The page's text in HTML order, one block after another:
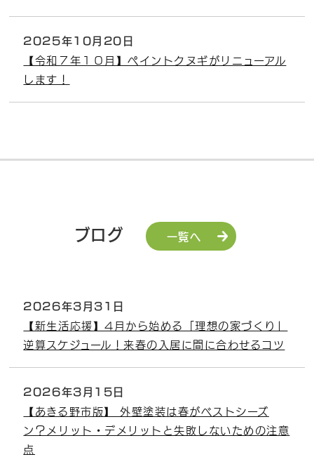
2025年10月20日
【令和７年１０月】ペイントクヌギがリニューアル
します！
ブログ 一覧へ
2026年3月31日
【新生活応援】4月から始める「理想の家づくり」
逆算スケジュール！来春の入居に間に合わせるコツ
2026年3月15日
【あきる野市版】 外壁塗装は春がベストシーズ
ン？メリット・デメリットと失敗しないための注意
点